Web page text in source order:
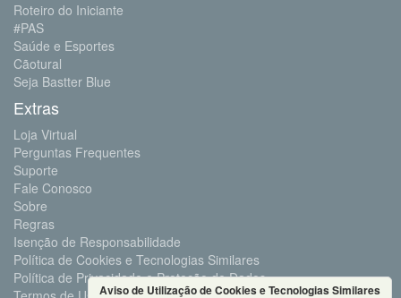
Roteiro do Iniciante
#PAS
Saúde e Esportes
Cãotural
Seja Bastter Blue
Extras
Loja Virtual
Perguntas Frequentes
Suporte
Fale Conosco
Sobre
Regras
Isenção de Responsabilidade
Política de Cookies e Tecnologias Similares
Política de Privacidade e Proteção de Dados
Aviso de Utilização de Cookies e Tecnologias Similares